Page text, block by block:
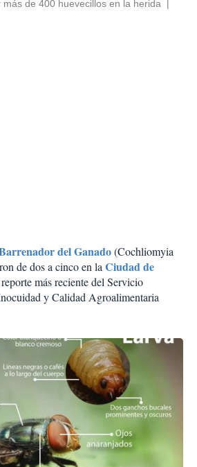
de 400 huevecillos en la herida
del Ganado(Cochliomyia
de dos a cinco en laCiudad de
más reciente del Servicio
y Calidad Agroalimentaria